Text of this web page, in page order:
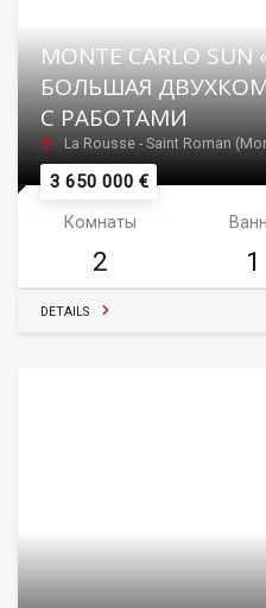
3 650 000 €
MONTE CARLO SUN
БОЛЬШАЯ
С РАБОТАМИ
La Rousse - Saint Roman
Комнаты
2 1
DETAILS